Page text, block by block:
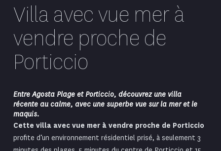
Villa avec vue mer à
vendre proche de
Porticcio
Entre Agosta Plage et Porticcio, découvrez une villa
récente au calme, avec une superbe vue sur la mer et le
maquis.
Cette villa avec vue mer à vendre proche de Porticcio
profite d’un environnement résidentiel prisé, à seulement 3